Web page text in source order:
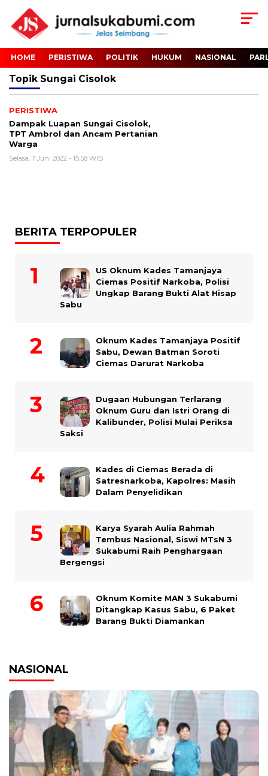
HOME PERISTIWA POLITIK HUKUM NASIONAL
Topik Sungai Cisolok
PERISTIWA
Dampak Luapan Sungai Cisolok,
TPT Ambrol dan Ancam Pertanian
Warga
Selasa, 7 Juni 2022 - 15:58 WIB
BERITA TERPOPULER
US Oknum Kades Tamanjaya
Ciemas Positif Narkoba, Polisi
Ungkap Barang Bukti Alat Hisap
Sabu
Oknum Kades Tamanjaya Positif
Sabu, Dewan Batman Soroti
Ciemas Darurat Narkoba
Dugaan Hubungan Terlarang
Oknum Guru dan Istri Orang di
Kalibunder, Polisi Mulai Periksa
Saksi
Kades di Ciemas Berada di
Satresnarkoba, Kapolres: Masih
Dalam Penyelidikan
Karya Syarah Aulia Rahmah
Tembus Nasional, Siswi MTsN 3
Sukabumi Raih Penghargaan
Bergengsi
Oknum Komite MAN 3 Sukabumi
Ditangkap Kasus Sabu, 6 Paket
Barang Bukti Diamankan
NASIONAL